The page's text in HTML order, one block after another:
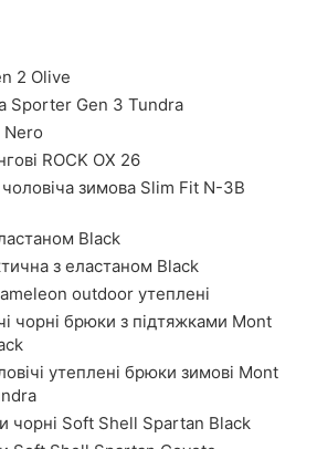
2 Olive
Sporter Gen 3 Tundra
Nero
ROCK OX 26
зимова Slim Fit N-3B
Black
з еластаном Black
outdoor утеплені
чорні брюки з підтяжками Mont
утеплені брюки зимові Mont
чорні Soft Shell Spartan Black